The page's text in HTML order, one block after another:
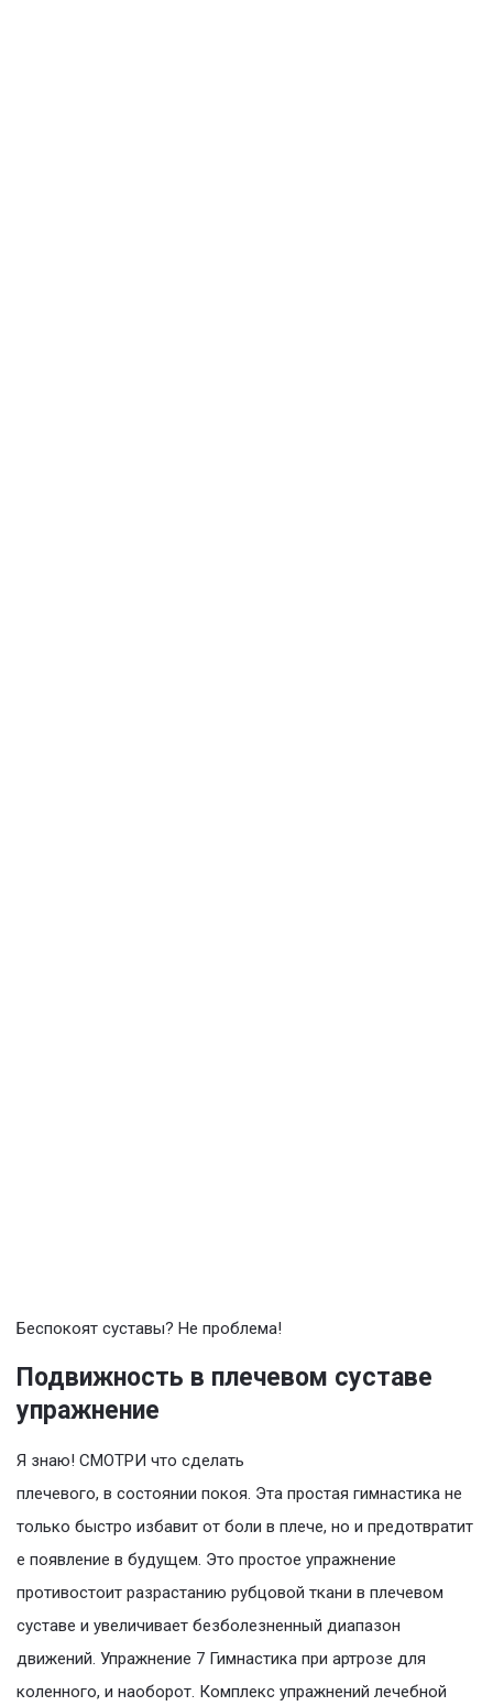
Беспокоят суставы? Не проблема!
Подвижность в плечевом суставе
упражнение
Я знаю! СМОТРИ что сделать
плечевого, в состоянии покоя. Эта простая гимнастика не
только быстро избавит от боли в плече, но и предотвратит
е появление в будущем. Это простое упражнение
противостоит разрастанию рубцовой ткани в плечевом
суставе и увеличивает безболезненный диапазон
движений. Упражнение 7 Гимнастика при артрозе для
коленного, и наоборот. Комплекс упражнений лечебной